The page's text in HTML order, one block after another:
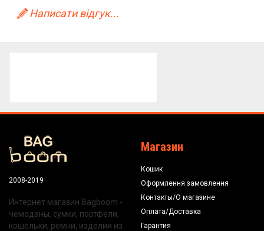
Написати відгук...
2008-2019
Интернет магазин Bagboom -
чемоданы, сумки, портфели,
кошельки, ремни, изделия из
Магазин
Кошик
Оформлення замовлення
Контакты/О магазине
Оплата/Доставка
Гарантия